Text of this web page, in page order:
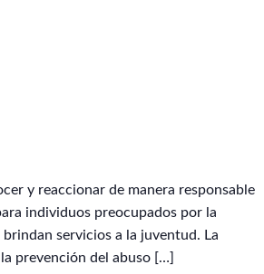
y reaccionar de manera responsable
individuos preocupados por la
servicios a la juventud. La
prevención del abuso […]